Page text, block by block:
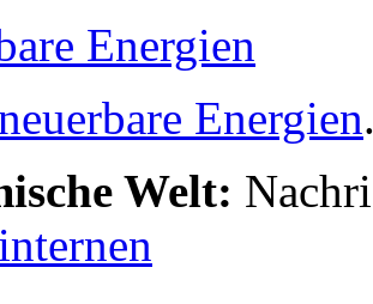
Energien
Energien
Welt: